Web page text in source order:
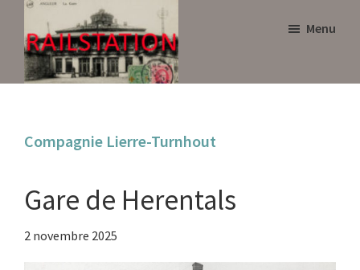
main
content
primary
sidebar
Menu
Compagnie Lierre-Turnhout
Gare de Herentals
2 novembre 2025